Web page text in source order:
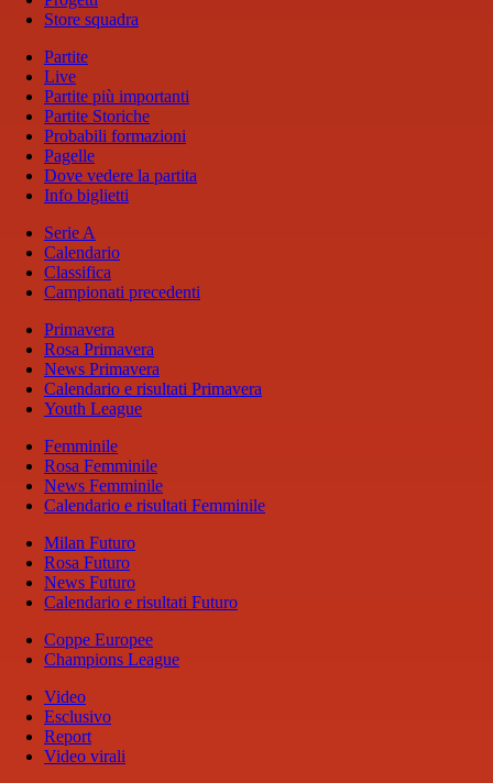
Store squadra
Partite
Live
Partite più importanti
Partite Storiche
Probabili formazioni
Pagelle
Dove vedere la partita
Info biglietti
Serie A
Calendario
Classifica
Campionati precedenti
Primavera
Rosa Primavera
News Primavera
Calendario e risultati Primavera
Youth League
Femminile
Rosa Femminile
News Femminile
Calendario e risultati Femminile
Milan Futuro
Rosa Futuro
News Futuro
Calendario e risultati Futuro
Coppe Europee
Champions League
Video
Esclusivo
Report
Video virali